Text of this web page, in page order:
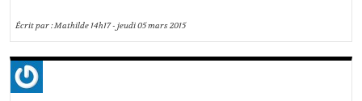
Écrit par :Mathilde14h17-jeudi 05mars 2015